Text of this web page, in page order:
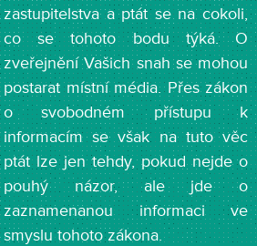
zastupitelstva a ptát se na cokoli,
co se tohoto bodu týká. O
zveřejnění Vašich snah se mohou
postarat místní média. Přes zákon
o svobodném přístupu k
informacím se však na tuto věc
ptát lze jen tehdy, pokud nejde o
pouhý názor, ale jde o
zaznamenanou informaci ve
smyslu tohoto zákona.